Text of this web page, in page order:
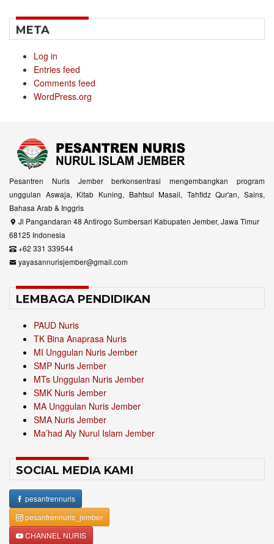
META
Log in
Entries feed
Comments feed
WordPress.org
Pesantren Nuris Jember berkonsentrasi mengembangkan program
unggulan Aswaja, Kitab Kuning, Bahtsul Masail, Tahfidz Qur'an, Sains,
Bahasa Arab & Inggris
Jl Pangandaran 48 Antirogo Sumbersari Kabupaten Jember, Jawa Timur
68125 Indonesia
+62 331 339544
yayasannurisjember@gmail.com
LEMBAGA PENDIDIKAN
PAUD Nuris
TK Bina Anaprasa Nuris
MI Unggulan Nuris Jember
SMP Nuris Jember
MTs Unggulan Nuris Jember
SMK Nuris Jember
MA Unggulan Nuris Jember
SMA Nuris Jember
Ma’had Aly Nurul Islam Jember
SOCIAL MEDIA KAMI
pesantrennuris
pesantrennuris_jember
CHANNEL NURIS